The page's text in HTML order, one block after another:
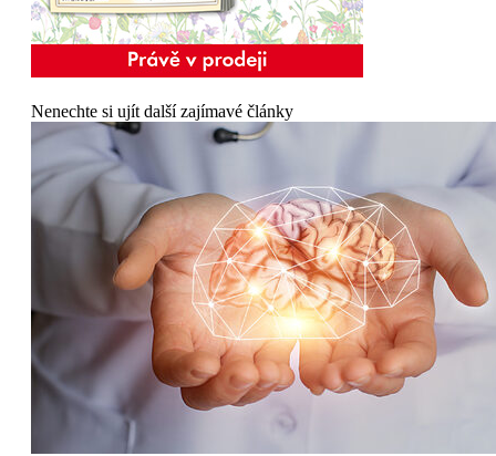
Nenechte si ujít další zajímavé články